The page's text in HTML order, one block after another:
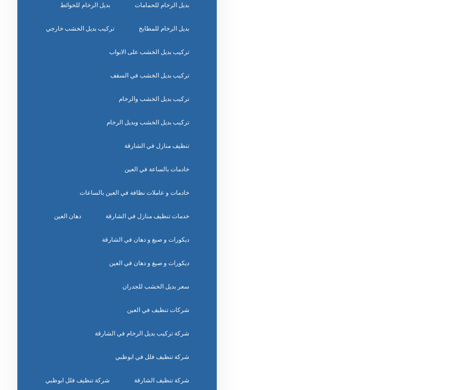
بديل الرخام للحمامات بديل الرخام للحوائط
بديل الرخام للمطابخ تركيب بديل الخشب خارجي
تركيب بديل الخشب على الابواب
تركيب بديل الخشب في السقف
تركيب بديل الخشب والرخام
تركيب بديل الخشب وبديل الرخام
تنظيف منازل في الشارقة
خادمات بالساعة في العين
خادمات و عاملات نظافة في العين بالساعات
خدمات تنظيف منازل في الشارقة دهان العين
ديكورات و صبغ و دهان في الشارقة
ديكورات و صبغ و دهان في العين
سعر بديل الخشب للجدران
شركات تنظيف في العين
شركة تركيب بديل الرخام في الشارقة
شركة تنظيف فلل في ابوظبي
شركة تنظيف الشارقة شركة تنظيف فلل ابوظبي